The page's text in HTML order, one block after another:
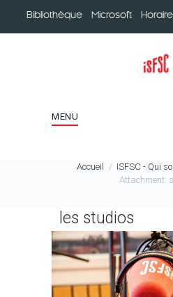
Bibliothèque Microsoft
MENU
Accueil
ISFSC - Qui
Attachment:
les studios